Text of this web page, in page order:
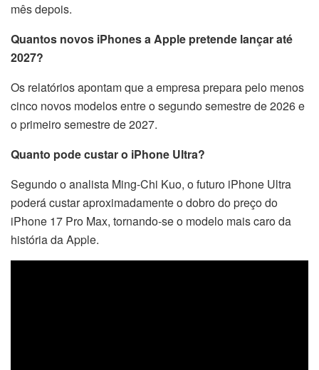
mês depois.
Quantos novos iPhones a Apple pretende lançar até
2027?
Os relatórios apontam que a empresa prepara pelo menos
cinco novos modelos entre o segundo semestre de 2026 e
o primeiro semestre de 2027.
Quanto pode custar o iPhone Ultra?
Segundo o analista Ming-Chi Kuo, o futuro iPhone Ultra
poderá custar aproximadamente o dobro do preço do
iPhone 17 Pro Max, tornando-se o modelo mais caro da
história da Apple.